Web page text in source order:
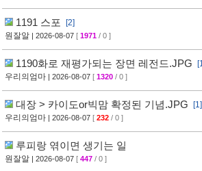
1191 스포
[2]
원잘알 | 2026-08-07 [ 1971 / 0 ]
1190화로 재평가되는 장면 레전드.JPG
우리의엄마 | 2026-08-07 [ 1320 / 0 ]
대장 > 카이도or빅맘 확정된 기념.JPG [1]
우리의엄마 | 2026-08-07 [ 232 / 0 ]
루피랑 엮이면 생기는 일
원잘알 | 2026-08-07 [ 447 / 0 ]